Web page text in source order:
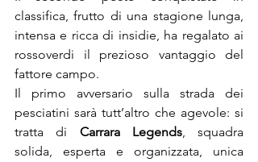
classifica, frutto di una stagione lunga,
intensa e ricca di insidie, ha regalato ai
rossoverdi il prezioso vantaggio del
fattore campo.
Il primo avversario sulla strada dei
pesciatini sarà tutt’altro che agevole: si
tratta di Carrara Legends, squadra
solida, esperta e organizzata, unica